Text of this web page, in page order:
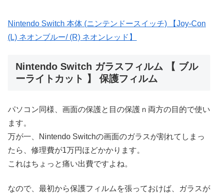
Nintendo Switch 本体 (ニンテンドースイッチ) 【Joy-Con
(L) ネオンブルー/ (R) ネオンレッド】
Nintendo Switch ガラスフィルム 【 ブル
ーライトカット 】 保護フィルム
パソコン同様、画面の保護と目の保護ｎ両方の目的で使い
ます。
万が一、Nintendo Switchの画面のガラスが割れてしまっ
たら、修理費が1万円ほどかかります。
これはちょっと痛い出費ですよね。
なので、最初から保護フィルムを張っておけば、ガラスが